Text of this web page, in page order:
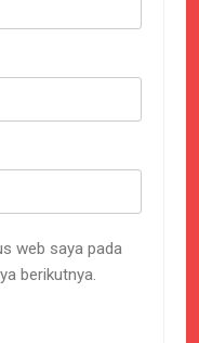
web saya pada
berikutnya.